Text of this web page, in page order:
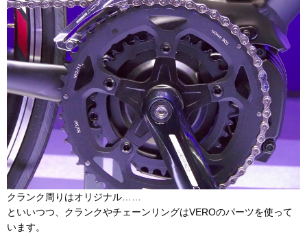
クランク周りはオリジナル……
といいつつ、クランクやチェーンリングはVEROのパーツを使って
います。